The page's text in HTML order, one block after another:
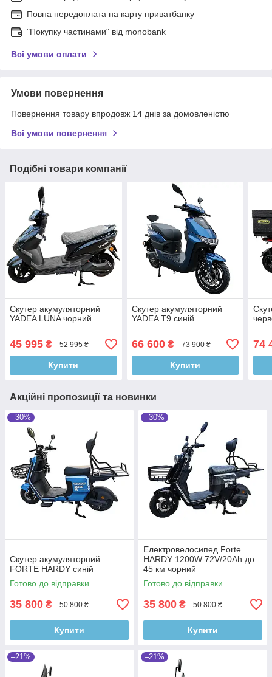
Повна передоплата на карту приватбанку
"Покупку частинами" від monobank
Всі умови оплати
Умови повернення
Повернення товару впродовж 14 днів за домовленістю
Всі умови повернення
Подібні товари компанії
Скутер акумуляторний
YADEA LUNA чорний
45 995 ₴ 52 995 ₴
Купити
Скутер акумуляторний
YADEA Т9 синій
66 600₴ 73 900 ₴
Купити
74
Акційні пропозиції та новинки
–30%
Скутер акумуляторний
FORTE HARDY синій
Готово до відправки
35 800 ₴ 50 800 ₴
Купити
–30%
Електровелосипед Forte
HARDY 1200W 72V/20Ah до
45 км чорний
Готово до відправки
35 800 ₴ 50 800 ₴
Купити
–21% –21%